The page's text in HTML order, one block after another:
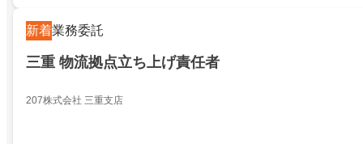
新着業務委託
三重 物流拠点立ち上げ責任者
207株式会社 三重支店